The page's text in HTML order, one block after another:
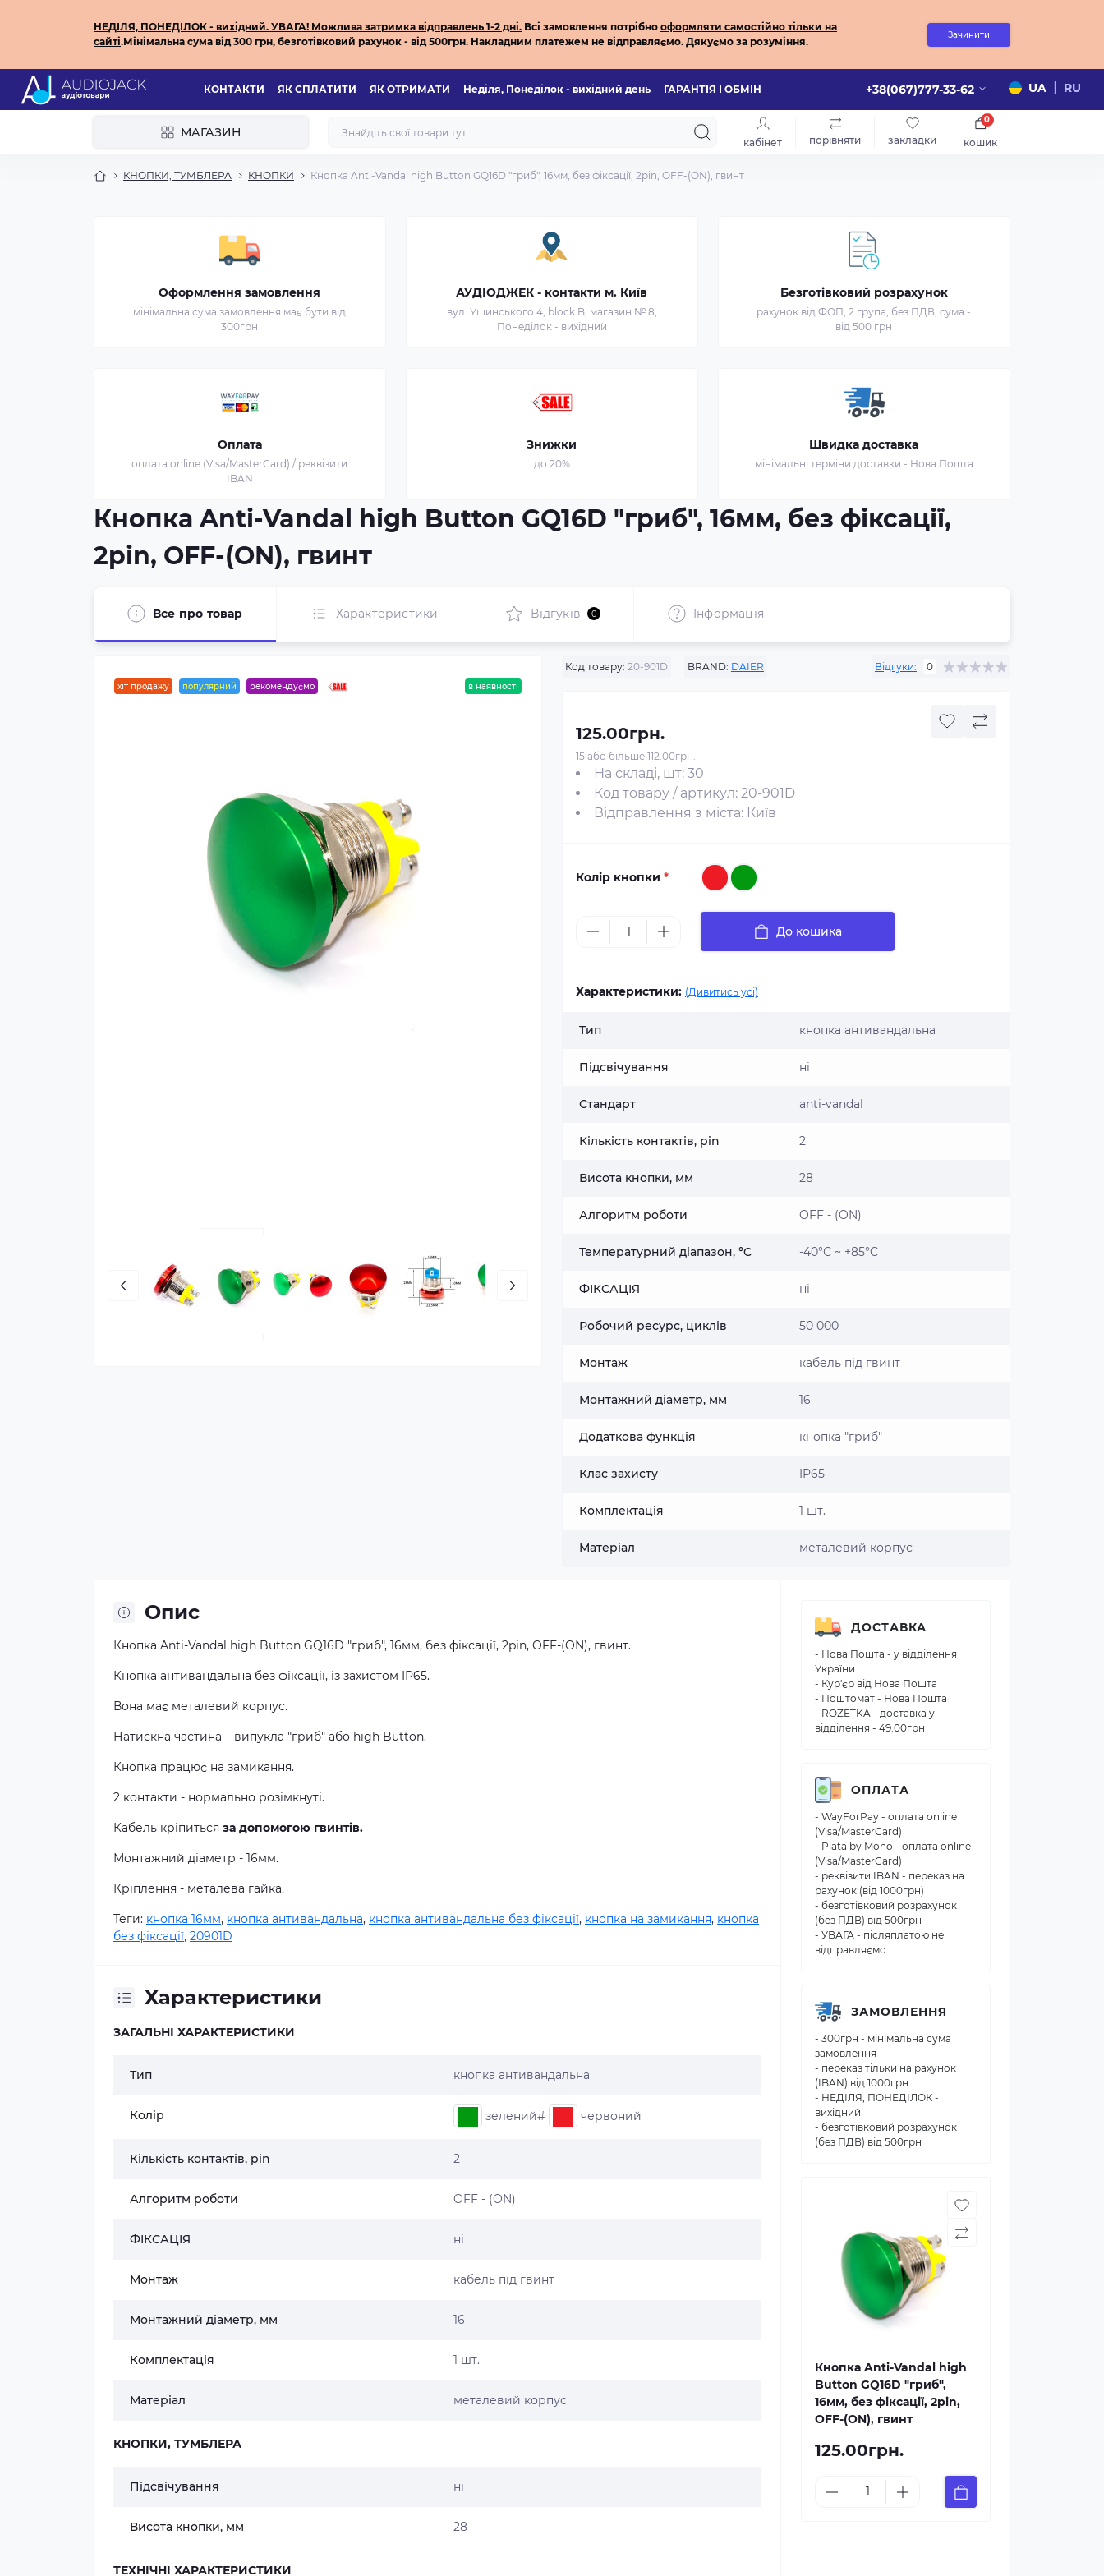
НЕДІЛЯ, ПОНЕДІЛОК - вихідний. УВАГА! Можлива затримка відправлень 1-2 дні. Всі замовлення потрібно оформляти самостійно тільки на
сайті.Мінімальна сума від 300 грн, безготівковий рахунок - від 500грн. Накладним платежем не відправляємо. Дякуємо за розуміння.
Зачинити
КОНТАКТИ ЯК СПЛАТИТИ ЯК ОТРИМАТИ Неділя, Понеділок - вихідний день ГАРАНТІЯ І ОБМІН +38(067)777-33-62 UA RU
МАГАЗИН
кабінет порівняти закладки кошик
0
КНОПКИ, ТУМБЛЕРА КНОПКИ Кнопка Anti-Vandal high Button GQ16D "гриб", 16мм, без фіксації, 2pin, OFF-(ON), гвинт
Оформлення замовлення
мінімальна сума замовлення має бути від
300грн
АУДІОДЖЕК - контакти м. Київ
вул. Ушинського 4, block B, магазин № 8,
Понеділок - вихідний
Безготівковий розрахунок
рахунок від ФОП, 2 група, без ПДВ, сума -
від 500 грн
Оплата
оплата online (Visa/MasterCard) / реквізити
IBAN
Знижки
до 20%
Швидка доставка
мінімальні терміни доставки - Нова Пошта
Кнопка Anti-Vandal high Button GQ16D "гриб", 16мм, без фіксації,
2pin, OFF-(ON), гвинт
Все про товар Характеристики Відгуків 0 Інформація
хіт продажу популярний рекомендуємо в наявності
Код товару: 20-901D BRAND: DAIER Відгуки: 0
125.00грн.
15 або більше 112.00грн.
На складі, шт: 30
Код товару / артикул: 20-901D
Відправлення з міста: Київ
Колір кнопки *
До кошика
Характеристики: (Дивитись усі)
Тип кнопка антивандальна
Підсвічування ні
Стандарт anti-vandal
Кількість контактів, pin 2
Висота кнопки, мм 28
Алгоритм роботи OFF - (ON)
Температурний діапазон, °C -40°С ~ +85°C
ФІКСАЦІЯ ні
Робочий ресурс, циклів 50 000
Монтаж кабель під гвинт
Монтажний діаметр, мм 16
Додаткова функція кнопка "гриб"
Клас захисту IP65
Комплектація 1 шт.
Матеріал металевий корпус
Опис
Кнопка Anti-Vandal high Button GQ16D "гриб", 16мм, без фіксації, 2pin, OFF-(ON), гвинт.
Кнопка антивандальна без фіксації, із захистом IP65.
Вона має металевий корпус.
Натискна частина – випукла "гриб" або high Button.
Кнопка працює на замикання.
2 контакти - нормально розімкнуті.
Кабель кріпиться за допомогою гвинтів.
Монтажний діаметр - 16мм.
Кріплення - металева гайка.
Теги: кнопка 16мм, кнопка антивандальна, кнопка антивандальна без фіксації, кнопка на замикання, кнопка
без фіксації, 20901D
Характеристики
ЗАГАЛЬНІ ХАРАКТЕРИСТИКИ
Тип кнопка антивандальна
Колір зелений# червоний
Кількість контактів, pin 2
Алгоритм роботи OFF - (ON)
ФІКСАЦІЯ ні
Монтаж кабель під гвинт
Монтажний діаметр, мм 16
Комплектація 1 шт.
Матеріал металевий корпус
КНОПКИ, ТУМБЛЕРА
Підсвічування ні
Висота кнопки, мм 28
ТЕХНІЧНІ ХАРАКТЕРИСТИКИ
ДОСТАВКА
- Нова Пошта - у відділення
України
- Кур'єр від Нова Пошта
- Поштомат - Нова Пошта
- ROZETKA - доставка у
відділення - 49.00грн
ОПЛАТА
- WayForPay - оплата online
(Visa/MasterCard)
- Plata by Mono - оплата online
(Visa/MasterCard)
- реквізити IBAN - переказ на
рахунок (від 1000грн)
- безготівковий розрахунок
(без ПДВ) від 500грн
- УВАГА - післяплатою не
відправляємо
ЗАМОВЛЕННЯ
- 300грн - мінімальна сума
замовлення
- переказ тільки на рахунок
(IBAN) від 1000грн
- НЕДІЛЯ, ПОНЕДІЛОК -
вихідний
- безготівковий розрахунок
(без ПДВ) від 500грн
Кнопка Anti-Vandal high
Button GQ16D "гриб",
16мм, без фіксації, 2pin,
OFF-(ON), гвинт
125.00грн.